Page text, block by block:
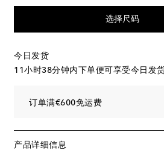
选择尺码
今日发货
11小时38分钟内下单便可享受今日发货
订单满€600免运费
产品详细信息